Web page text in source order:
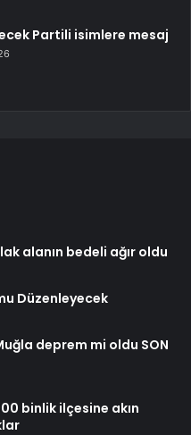
Partili isimlere mesaj
alanın bedeli ağır oldu
Düzenleyecek
deprem mi oldu SON
binlik ilçesine akın